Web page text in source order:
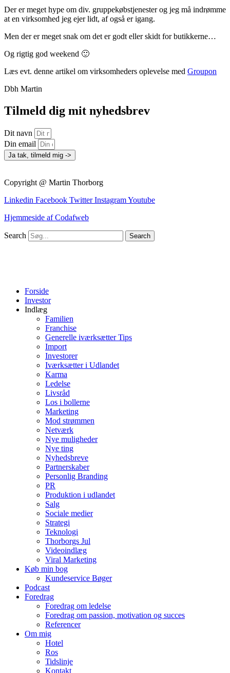
Der er meget hype om div. gruppekøbstjenester og jeg må indrømme
at en virksomhed jeg ejer lidt, af også er igang.
Men der er meget snak om det er godt eller skidt for butikkerne…
Og rigtig god weekend 🙂
Læs evt. denne artikel om virksomheders oplevelse med Groupon
Dbh Martin
Tilmeld dig mit nyhedsbrev
Dit navn
Din email
Ja tak, tilmeld mig ->
Copyright @ Martin Thorborg
Linkedin Facebook Twitter InstagramYoutube
Hjemmeside af Codafweb
Search Search
Forside
Investor
Indlæg
Familien
Franchise
Generelle iværksætter Tips
Import
Investorer
Iværksætter i Udlandet
Karma
Ledelse
Livsråd
Los i bollerne
Marketing
Mod strømmen
Netværk
Nye muligheder
Nye ting
Nyhedsbreve
Partnerskaber
Personlig Branding
PR
Produktion i udlandet
Salg
Sociale medier
Strategi
Teknologi
Thorborgs Jul
Videoindlæg
Viral Marketing
Køb min bog
Kundeservice Bøger
Podcast
Foredrag
Foredrag om ledelse
Foredrag om passion, motivation og succes
Referencer
Om mig
Hotel
Ros
Tidslinje
Kontakt